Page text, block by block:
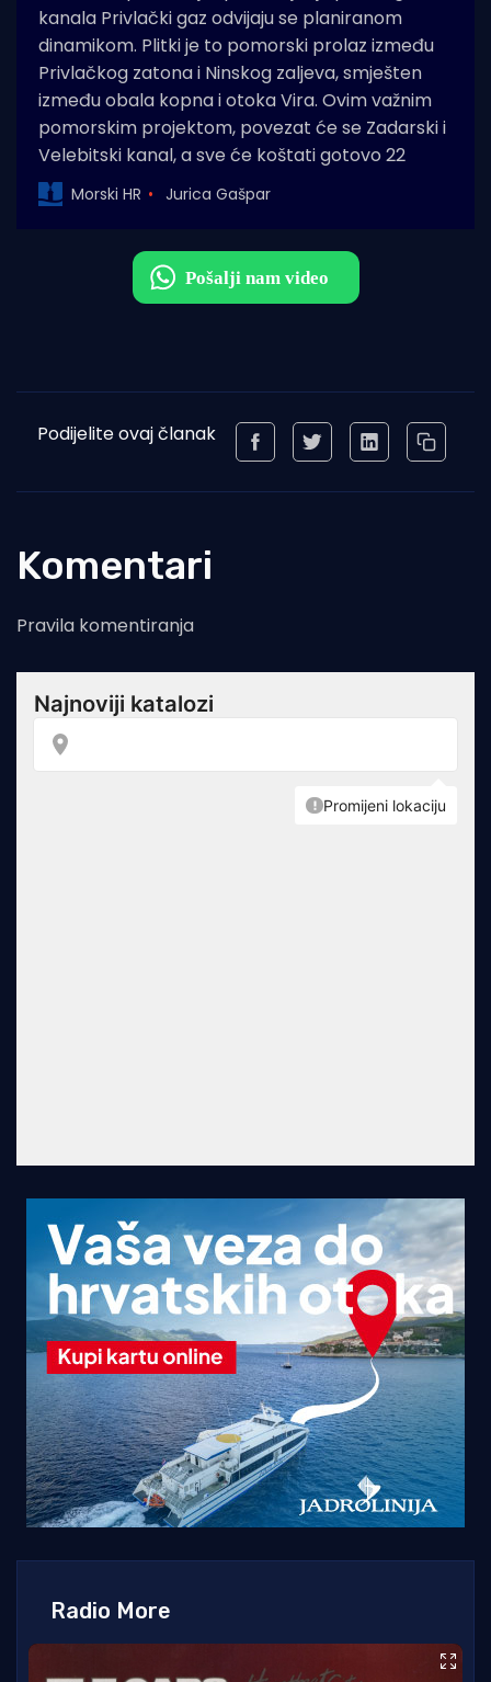
kanala Privlački gaz odvijaju se planiranom
dinamikom. Plitki je to pomorski prolaz između
Privlačkog zatona i Ninskog zaljeva, smješten
između obala kopna i otoka Vira. Ovim važnim
pomorskim projektom, povezat će se Zadarski i
Velebitski kanal, a sve će koštati gotovo 22
Morski HR Jurica Gašpar
Podijelite ovaj članak
Komentari
Pravila komentiranja
Radio More